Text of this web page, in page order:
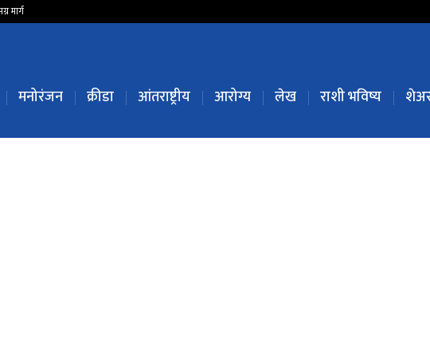
मार्ग
मनोरंजन क्रीडा आंतराष्ट्रीय आरोग्य लेख राशी भविष्य